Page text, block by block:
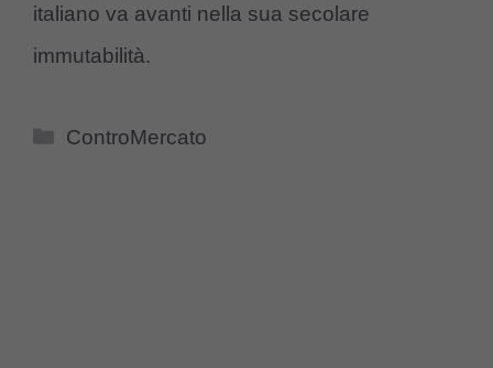
italiano va avanti nella sua secolare
immutabilità.
Categorie
ControMercato